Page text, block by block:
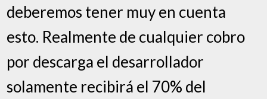
deberemos tener muy en cuenta
esto. Realmente de cualquier cobro
por descarga el desarrollador
solamente recibirá el 70% del